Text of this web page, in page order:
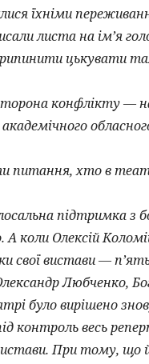
їхніми
листа на ім’я
цькувати
конфлікту —
питання, хто в
підтримка з
А коли Олексій
свої вистави —
Любченко,
було вирішено
контроль весь
При тому, що